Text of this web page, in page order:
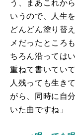
う、まあこれか
いうので、人生
どんどん塗り替
メだったところ
ちろん沿っては
重ねて書いてい
人残っても生き
がら、同時に自
いた曲ですね」